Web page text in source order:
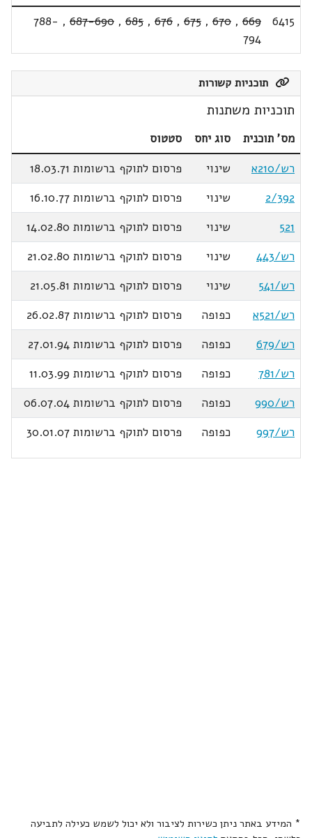
6415
669
,
670
,
675
,
676
,
685
,
687-690
,
788-
794
תוכניות קשורות
תוכניות משתנות
מס' תוכנית סוג יחס
סטטוס
רש/210א
שינוי
פרסום לתוקף ברשומות 18.03.71
2/392
שינוי
פרסום לתוקף ברשומות 16.10.77
521
שינוי
פרסום לתוקף ברשומות 14.02.80
רש/443
שינוי
פרסום לתוקף ברשומות 21.02.80
רש/541
שינוי
פרסום לתוקף ברשומות 21.05.81
רש/521א
כפופה
פרסום לתוקף ברשומות 26.02.87
רש/679
כפופה
פרסום לתוקף ברשומות 27.01.94
רש/781
כפופה
פרסום לתוקף ברשומות 11.03.99
רש/990
כפופה
פרסום לתוקף ברשומות 06.07.04
רש/997
כפופה פרסום לתוקף ברשומות 30.01.07
* המידע באתר ניתן כשירות לציבור ולא יכול לשמש כעילה לתביעה